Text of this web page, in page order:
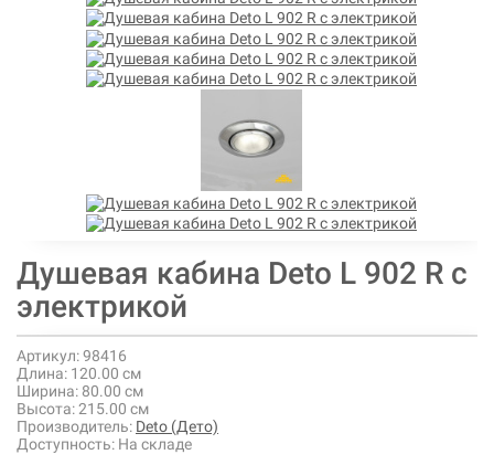
Душевая кабина Deto L 902 R с
электрикой
Артикул:98416
Длина: 120.00 см
Ширина: 80.00 см
Высота:215.00 см
Производитель: Deto (Дето)
Доступность: На складе